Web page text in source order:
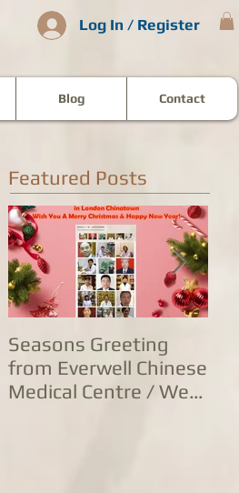
Log In / Register
Blog Contact
Featured Posts
Seasons Greeting
from Everwell Chinese
Medical Centre / We